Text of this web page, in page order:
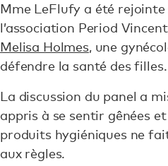
Mme LeFlufy a été
l’association Period
Melisa Holmes, une
défendre la santé des filles.
La discussion du panel a
appris à se sentir gênées
produits hygiéniques ne
aux règles.